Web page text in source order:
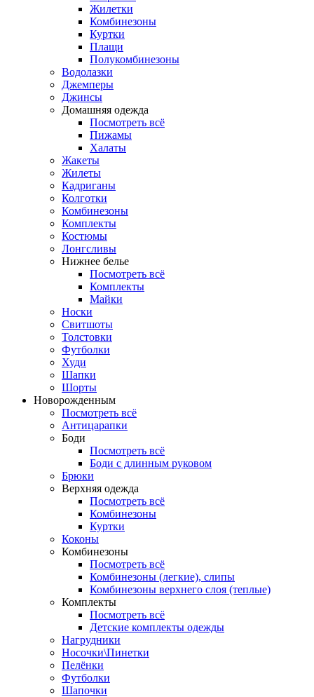
Жилетки
Комбинезоны
Куртки
Плащи
Полукомбинезоны
Водолазки
Джемперы
Джинсы
Домашняя одежда
Посмотреть всё
Пижамы
Халаты
Жакеты
Жилеты
Кадриганы
Колготки
Комбинезоны
Комплекты
Костюмы
Лонгсливы
Нижнее белье
Посмотреть всё
Комплекты
Майки
Носки
Свитшоты
Толстовки
Футболки
Худи
Шапки
Шорты
Новорожденным
Посмотреть всё
Антицарапки
Боди
Посмотреть всё
Боди с длинным руковом
Брюки
Верхняя одежда
Посмотреть всё
Комбинезоны
Куртки
Коконы
Комбинезоны
Посмотреть всё
Комбинезоны (легкие), слипы
Комбинезоны верхнего слоя (теплые)
Комплекты
Посмотреть всё
Детские комплекты одежды
Нагрудники
Носочки\Пинетки
Пелёнки
Футболки
Шапочки